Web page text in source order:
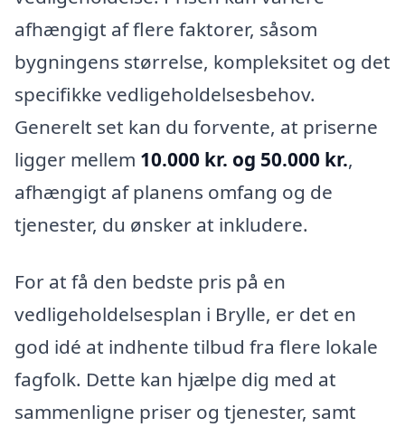
afhængigt af flere faktorer, såsom
bygningens størrelse, kompleksitet og det
specifikke vedligeholdelsesbehov.
Generelt set kan du forvente, at priserne
ligger mellem 10.000 kr. og 50.000 kr.,
afhængigt af planens omfang og de
tjenester, du ønsker at inkludere.
For at få den bedste pris på en
vedligeholdelsesplan i Brylle, er det en
god idé at indhente tilbud fra flere lokale
fagfolk. Dette kan hjælpe dig med at
sammenligne priser og tjenester, samt